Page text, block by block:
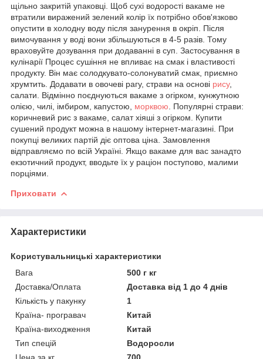
щільно закритій упаковці. Щоб сухі водорості вакаме не
втратили виражений зелений колір їх потрібно обов'язково
опустити в холодну воду після занурення в окріп. Після
вимочування у воді вони збільшуються в 4-5 разів. Тому
враховуйте дозування при додаванні в суп. Застосування в
кулінарії Процес сушіння не впливає на смак і властивості
продукту. Він має солодкувато-солонуватий смак, приємно
хрумтить. Додавати в овочеві рагу, страви на основі рису,
салати. Відмінно поєднуються вакаме з огірком, кунжутною
олією, чилі, імбиром, капустою, морквою . Популярні страви:
коричневий рис з вакаме, салат хіяші з огірком. Купити
сушений продукт можна в нашому інтернет-магазині. При
покупці великих партій діє оптова ціна. Замовлення
відправляємо по всій Україні. Якщо вакаме для вас занадто
екзотичний продукт, вводьте їх у раціон поступово, малими
порціями.
Приховати
Характеристики
Користувальницькі характеристики
Вага
500 г кг
Доставка/Оплата
Доставка від 1 до 4 днів
Кількість у пакунку
1
Країна- програвач
Китай
Країна-виходження
Китай
Тип спецій
Водоросли
Цена за кг
700